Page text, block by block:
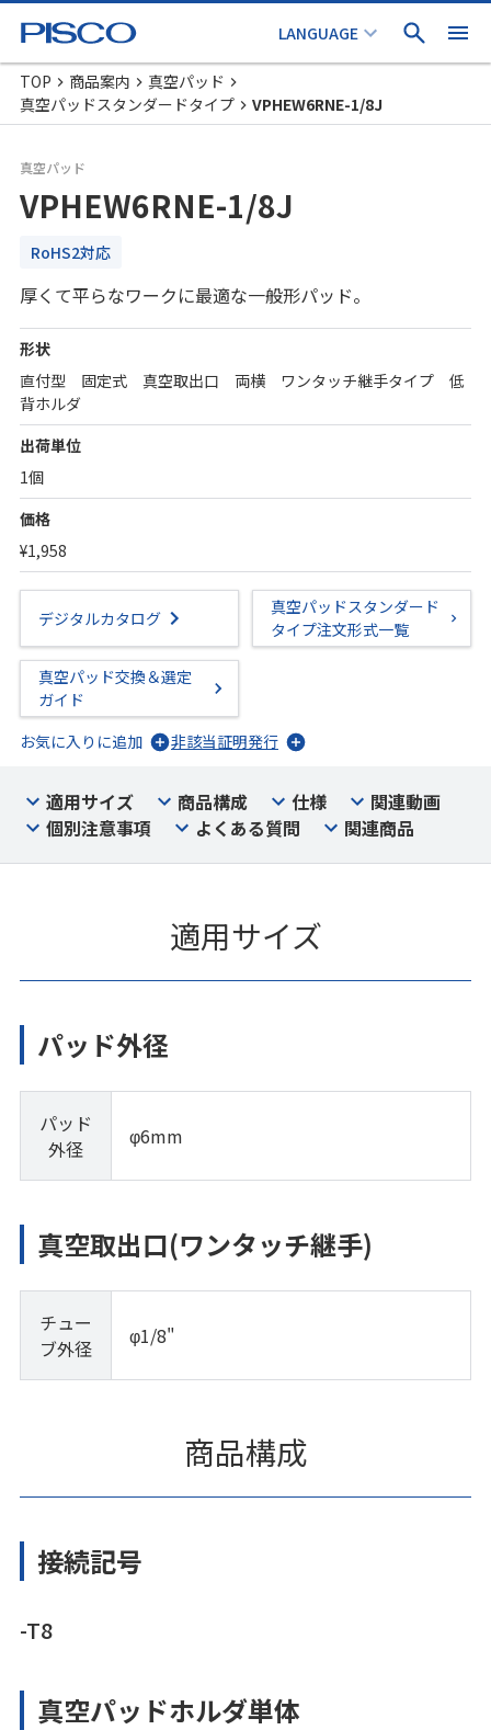
TOP 商品案内
真空パッド
真空パッドスタンダードタイプ
VPHEW6RNE-1/8J
真空パッド
VPHEW6RNE-1/8J
RoHS2対応
厚くて平らなワークに最適な一般形パッド。
形状
直付型 固定式 真空取出口 両横 ワンタッチ継手タイプ 低
背ホルダ
出荷単位
1個
価格
¥1,958
デジタルカタログ
真空パッドスタンダード
タイプ注文形式一覧
真空パッド交換＆選定
ガイド
お気に入りに追加
非該当証明発行
適用サイズ 商品構成 仕様
関連動画
個別注意事項
よくある質問 関連商品
適用サイズ
パッド外径
パッド
外径
φ6mm
真空取出口(ワンタッチ継手)
チュー
ブ外径
φ1/8"
商品構成
接続記号
-T8
真空パッドホルダ単体